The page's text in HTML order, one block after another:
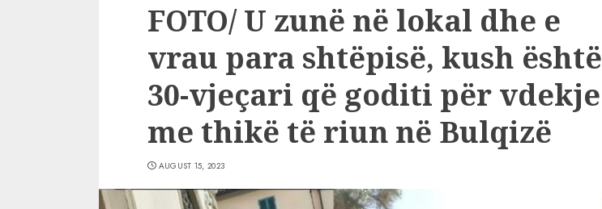
FOTO/ U zunë në lokal dhe e
vrau para shtëpisë, kush është
30-vjeçari që goditi për vdekje
me thikë të riun në Bulqizë
AUGUST 15, 2023